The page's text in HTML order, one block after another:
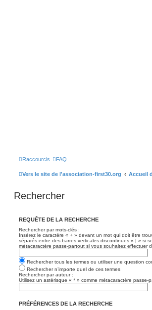
Raccourcis FAQ
Vers le site de l'association-first30.org Accueil
Rechercher
REQUÊTE DE LA RECHERCHE
Rechercher par mots-clés :
Insérez le caractère « + » devant un mot qui doit être
séparés entre des barres verticales discontinues « | » si
métacaractère passe-partout si vous souhaitez effectuer
Rechercher tous les termes ou utiliser une question
Rechercher n’importe quel de ces termes
Rechercher par auteur :
Utilisez un astérisque « * » comme métacaractère
PRÉFÉRENCES DE LA RECHERCHE